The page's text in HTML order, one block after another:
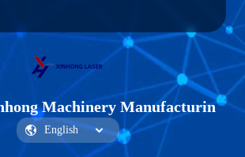
Machinery Manufacturin